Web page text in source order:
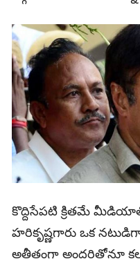
కొద్దిసేపటి క్రితమే
హరికృష్ణగారు ఒక
అతీతంగా అందరితోనూ